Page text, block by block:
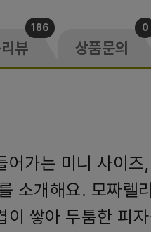
뷰
186
상품문의
0
어가는 미니 사이즈
소개해요. 모짜렐
이 쌓아 두툼한 피